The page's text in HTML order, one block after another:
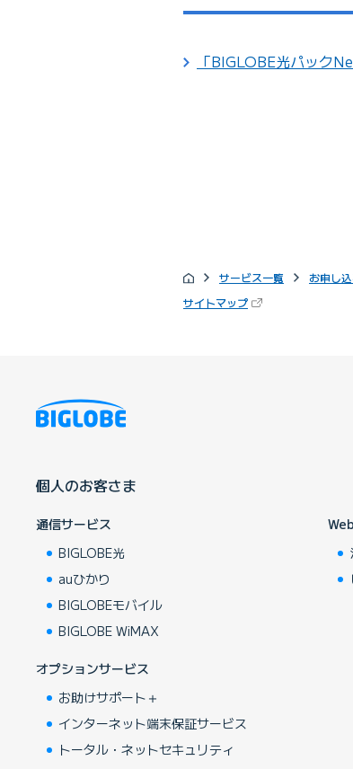
「BIGLOBE光パック
サービス一覧 お申し
サイトマップ（新しいタブで開きま
個人のお客さま
通信サービス
BIGLOBE光
auひかり
BIGLOBEモバイル
BIGLOBE WiMAX
オプションサービス
お助けサポート＋
インターネット端末保証サービス
トータル・ネットセキュリティ